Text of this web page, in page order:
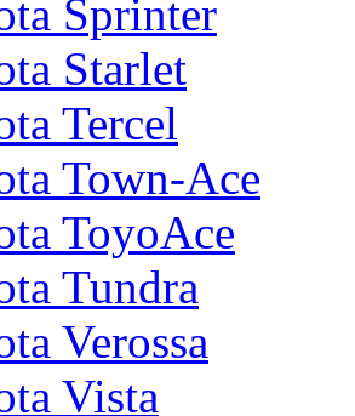
Sprinter
Starlet
Tercel
Town-Ace
ToyoAce
Tundra
Verossa
Vista